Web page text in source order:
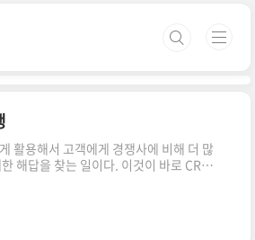
활용해서 고객에게 경쟁사에 비해 더 많
해답을 찾는 일이다. 이것이 바로 CRM
로세스는 크게 전략수립, 시스템 구축,
전략 수립 -환경분석: CRM전략의
이 회사만의 외침이 아니라 진정 고
되기 위해서는 CRM 전략이 고객과 환경